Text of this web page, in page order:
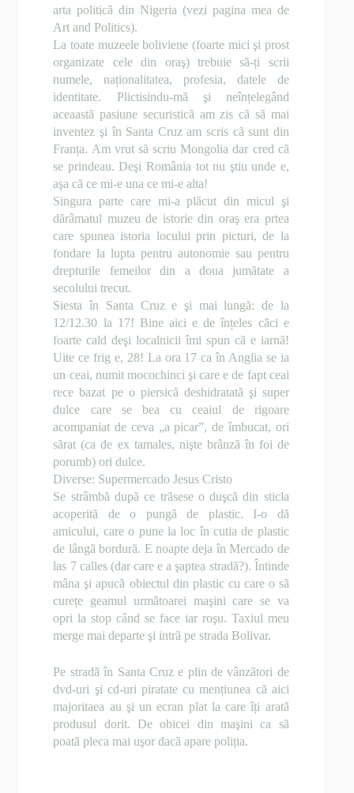
arta politicã din Nigeria (vezi pagina mea de
Art and Politics).
La toate muzeele boliviene (foarte mici şi prost
organizate cele din oraş) trebuie sã-ți scrii
numele, naționalitatea, profesia, datele de
identitate. Plictisindu-mã şi neînțelegând
aceaastã pasiune securisticã am zis cã sã mai
inventez şi în Santa Cruz am scris cã sunt din
Franța. Am vrut sã scriu Mongolia dar cred cã
se prindeau. Deşi România tot nu ştiu unde e,
aşa cã ce mi-e una ce mi-e alta!
Singura parte care mi-a plãcut din micul şi
dãrâmatul muzeu de istorie din oraş era prtea
care spunea istoria locului prin picturi, de la
fondare la lupta pentru autonomie sau pentru
drepturile femeilor din a doua jumãtate a
secolului trecut.
Siesta în Santa Cruz e şi mai lungã: de la
12/12.30 la 17! Bine aici e de înțeles cãci e
foarte cald deşi localnicii îmi spun cã e iarnã!
Uite ce frig e, 28! La ora 17 ca în Anglia se ia
un ceai, numit mocochinci şi care e de fapt ceai
rece bazat pe o piersicã deshidratatã şi super
dulce care se bea cu ceaiul de rigoare
acompaniat de ceva „a picar”, de îmbucat, ori
sãrat (ca de ex tamales, nişte brânzã în foi de
porumb) ori dulce.
Diverse: Supermercado Jesus Cristo
Se strâmbã dupã ce trãsese o duşcã din sticla
acoperitã de o pungã de plastic. I-o dã
amicului, care o pune la loc în cutia de plastic
de lângã bordurã. E noapte deja în Mercado de
las 7 calles (dar care e a şaptea stradã?). Întinde
mâna şi apucã obiectul din plastic cu care o sã
curețe geamul urmãtoarei maşini care se va
opri la stop când se face iar roşu. Taxiul meu
merge mai departe şi intrã pe strada Bolivar.
Pe stradã în Santa Cruz e plin de vânzãtori de
dvd-uri şi cd-uri piratate cu mențiunea cã aici
majoritaea au şi un ecran plat la care îți aratã
produsul dorit. De obicei din maşini ca sã
poatã pleca mai uşor dacã apare poliția.